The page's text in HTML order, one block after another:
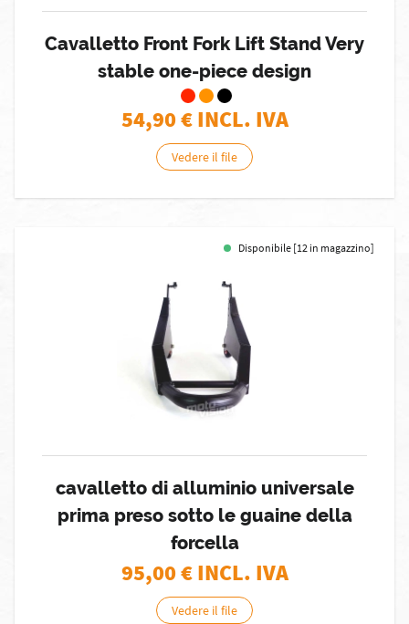
Cavalletto Front Fork Lift Stand Very
stable one-piece design
54,90€ INCL. IVA
Vedere il file
Disponibile [12 in magazzino]
cavalletto di alluminio universale
prima preso sotto le guaine della
forcella
95,00€ INCL. IVA
Vedere il file